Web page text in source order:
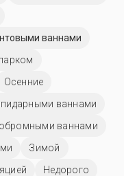
ваннами
Осенние
ваннами
ваннами
Зимой
Недорого